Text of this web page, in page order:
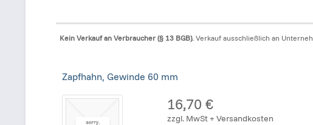
Kein Verkauf an Verbraucher (§ 13 BGB). Verkauf ausschließlich an
Zapfhahn, Gewinde 60 mm
16,70 €
zzgl. MwSt + Versandkosten